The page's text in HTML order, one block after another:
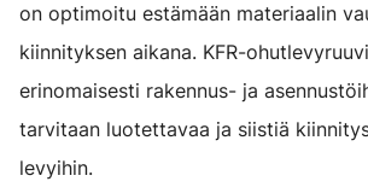
on optimoitu estämään materiaalin
kiinnityksen aikana. KFR-
erinomaisesti rakennus- ja
tarvitaan luotettavaa ja siistiä
levyihin.